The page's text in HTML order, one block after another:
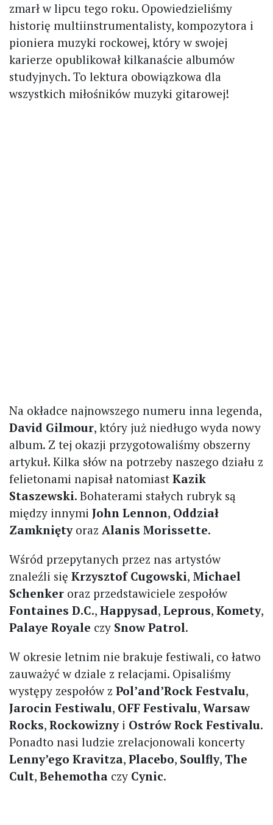
zmarł w lipcu tego roku. Opowiedzieliśmy
historię multiinstrumentalisty, kompozytora i
pioniera muzyki rockowej, który w swojej
karierze opublikował kilkanaście albumów
studyjnych. To lektura obowiązkowa dla
wszystkich miłośników muzyki gitarowej!
Na okładce najnowszego numeru inna legenda,
David Gilmour, który już niedługo wyda nowy
album. Z tej okazji przygotowaliśmy obszerny
artykuł. Kilka słów na potrzeby naszego działu z
felietonami napisał natomiast Kazik
Staszewski. Bohaterami stałych rubryk są
między innymi John Lennon, Oddział
Zamkniętyoraz Alanis Morissette.
Wśród przepytanych przez nas artystów
znaleźli się Krzysztof Cugowski, Michael
Schenker oraz przedstawiciele zespołów
Fontaines D.C., Happysad, Leprous, Komety,
Palaye Royale czy Snow Patrol.
W okresie letnim nie brakuje festiwali, co łatwo
zauważyć w dziale z relacjami. Opisaliśmy
występy zespołów z Pol’and’Rock Festvalu,
Jarocin Festiwalu, OFF Festivalu, Warsaw
Rocks, Rockowiznyi Ostrów Rock Festivalu.
Ponadto nasi ludzie zrelacjonowali koncerty
Lenny’ego Kravitza, Placebo, Soulfly, The
Cult, Behemotha czy Cynic.